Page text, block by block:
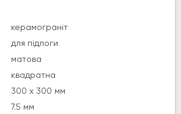
керамограніт
для підлоги
матова
квадратна
300 х 300 мм
7.5 мм